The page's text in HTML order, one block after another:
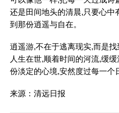
还是田间地头的清晨,只要心中
到那份逍遥与自在。
逍遥游,不在于逃离现实,而是找
人生在世,顺着时间的河流,缓
份淡定的心境,安然度过每一个
来源：清远日报